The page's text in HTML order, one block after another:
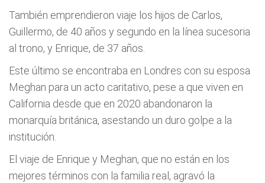
También emprendieron viaje los hijos de Carlos,
Guillermo, de 40 años y segundo en la línea sucesoria
al trono, y Enrique, de 37 años.
Este último se encontraba en Londres con su esposa
Meghan para un acto caritativo, pese a que viven en
California desde que en 2020 abandonaron la
monarquía británica, asestando un duro golpe a la
institución.
El viaje de Enrique y Meghan, que no están en los
mejores términos con la familia real, agravó la